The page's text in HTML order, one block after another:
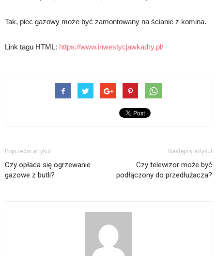
Tak, piec gazowy może być zamontowany na ścianie z komina.
Link tagu HTML: https://www.inwestycjawkadry.pl/
Poprzedni artykuł
Czy opłaca się ogrzewanie
gazowe z butli?
Następny artykuł
Czy telewizor może być
podłączony do przedłużacza?